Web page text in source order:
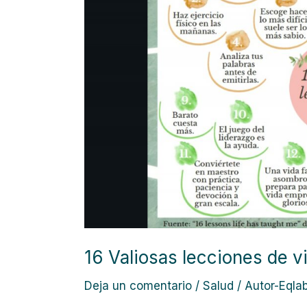
16 Valiosas lecciones de
Deja un comentario / Salud / Autor-